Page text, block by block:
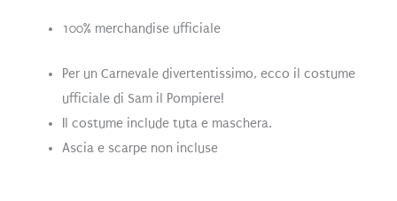
100% merchandise ufficiale
Per un Carnevale divertentissimo, ecco il costume
ufficiale di Sam il Pompiere!
Il costume include tuta e maschera.
Ascia e scarpe non incluse